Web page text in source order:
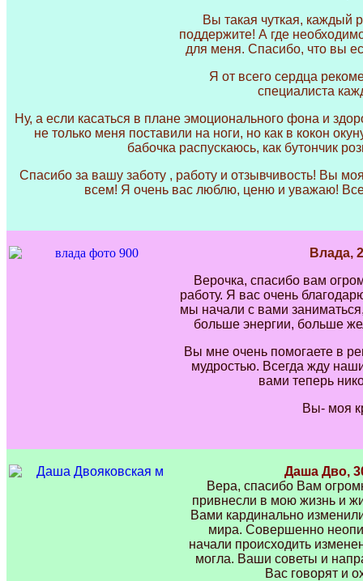
Вы такая чуткая, каждый
поддержите! А где
для меня. Спасибо, что вы
Я от всего сердца
специалиста
Ну, а если касаться в плане эмоционального фона и
не только меня поставили на ноги, но как в кокон
бабочка распускаюсь, как бутончик
Спасибо за вашу заботу , работу и отзывчивость! Вы
всем! Я очень вас люблю, ценю и уважаю!
Влада,
Верочка, спасибо вам
работу. Я вас очень
мы начали с вами
больше энергии, больше
Вы мне очень помогаете в
мудростью. Всегда жду
вами теперь
Вы- моя
Даша Дво,
Вера, спасибо Вам
привнесли в мою жизнь и
Вами кардинально
мира. Совершенно
начали происходить
могла. Ваши советы и
Вас говорят и